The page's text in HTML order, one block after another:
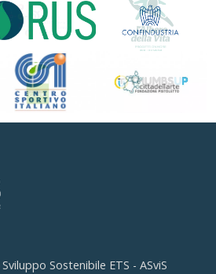
Sostenibile ETS - ASviS